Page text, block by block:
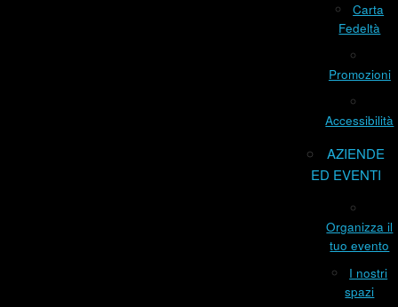
Carta
Fedeltà
Promozioni
Accessibilità
AZIENDE
ED EVENTI
Organizza il
tuo evento
I nostri
spazi